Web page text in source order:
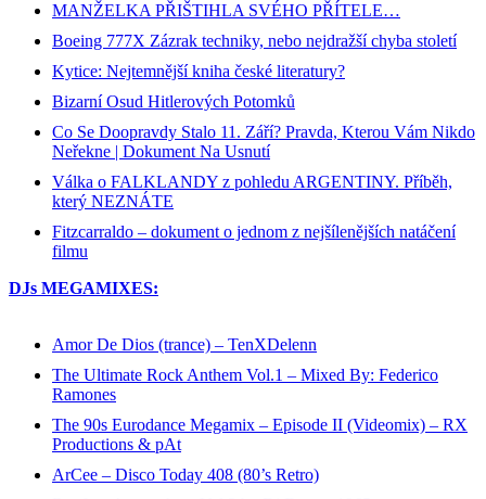
MANŽELKA PŘIŠTIHLA SVÉHO PŘÍTELE…
Boeing 777X Zázrak techniky, nebo nejdražší chyba století
Kytice: Nejtemnější kniha české literatury?
Bizarní Osud Hitlerových Potomků
Co Se Doopravdy Stalo 11. Září? Pravda, Kterou Vám Nikdo
Neřekne | Dokument Na Usnutí
Válka o FALKLANDY z pohledu ARGENTINY. Příběh,
který NEZNÁTE
Fitzcarraldo – dokument o jednom z nejšílenějších natáčení
filmu
DJs MEGAMIXES:
Amor De Dios (trance) – TenXDelenn
The Ultimate Rock Anthem Vol.1 – Mixed By: Federico
Ramones
The 90s Eurodance Megamix – Episode II (Videomix) – RX
Productions & pAt
ArCee – Disco Today 408 (80’s Retro)